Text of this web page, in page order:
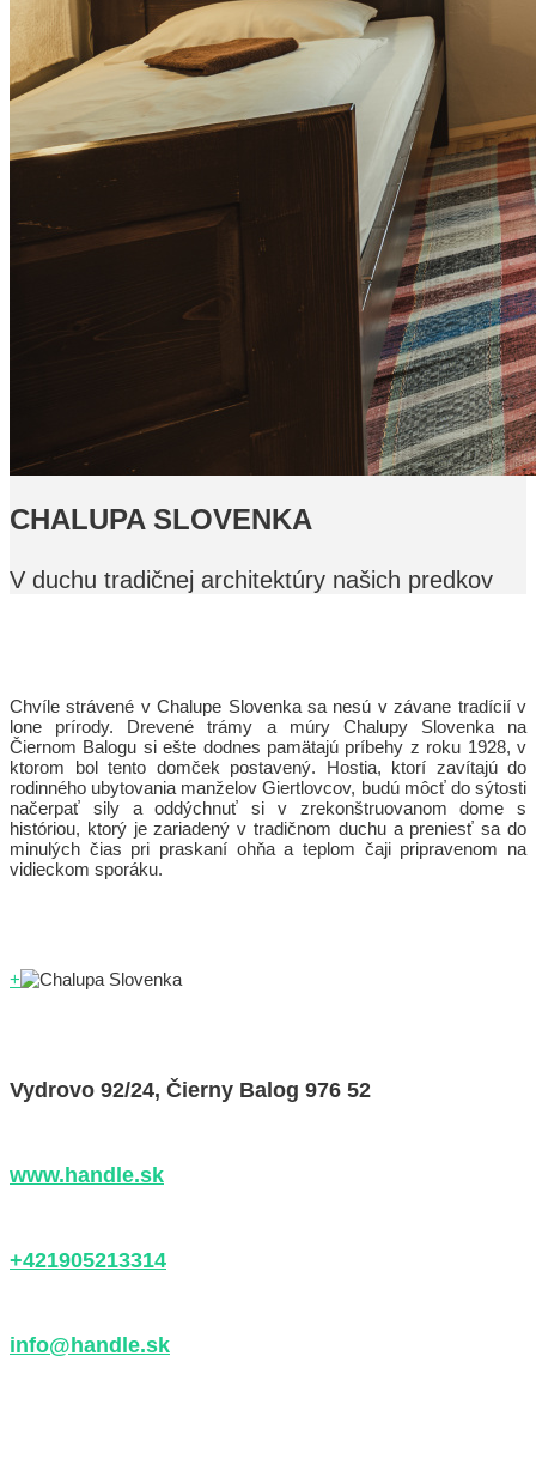
CHALUPA SLOVENKA
V duchu tradičnej architektúry našich predkov
Chvíle strávené v Chalupe Slovenka sa nesú v závane tradícií v
lone prírody. Drevené trámy a múry Chalupy Slovenka na
Čiernom Balogu si ešte dodnes pamätajú príbehy z roku 1928, v
ktorom bol tento domček postavený. Hostia, ktorí zavítajú do
rodinného ubytovania manželov Giertlovcov, budú môcť do sýtosti
načerpať sily a oddýchnuť si v zrekonštruovanom dome s
históriou, ktorý je zariadený v tradičnom duchu a preniesť sa do
minulých čias pri praskaní ohňa a teplom čaji pripravenom na
vidieckom sporáku.
+
Vydrovo 92/24, Čierny Balog 976 52
www.handle.sk
+421905213314
info@handle.sk